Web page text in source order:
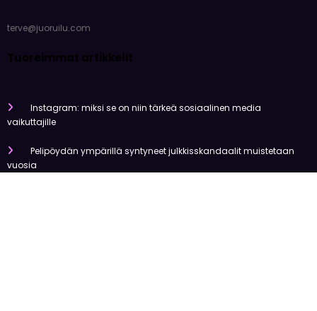
Instagram: miksi se on niin tärkeä sosiaalinen media
Pelipöydän ympärillä syntyneet julkkisskandaalit muistetaan